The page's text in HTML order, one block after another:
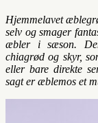
Hjemmelavet
selv og smager
æbler i sæson.
chiagrød og skyr,
eller bare direkte
sagt er æblemos et